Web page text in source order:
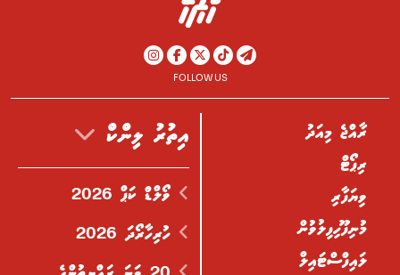
FOLLOW US
ރާއްޖެ މިއަދު
ރިޕޯޓް
ވިޔަފާރި
މުނިފޫހިފިލުވުން
ލައިފްސްޓައިލް
އިތުރު ލިންކް
ވޯލްޑް ކަޕް 2026
ހުރިހާރޯދަ 2026